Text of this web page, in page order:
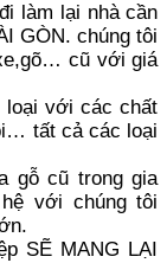
làm lại nhà cần
GÒN. chúng tôi
cũ với giá
loại với các chất
tất cả các loại
gỗ cũ trong gia
với chúng tôi
SẼ MANG LẠI